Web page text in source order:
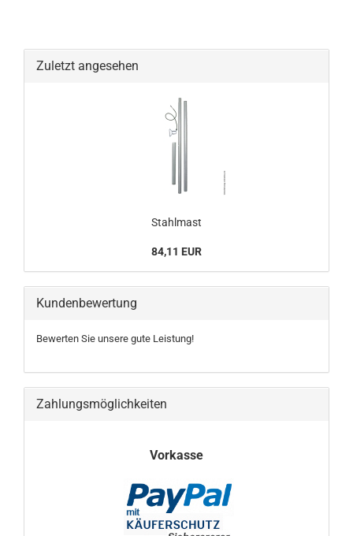
Zuletzt angesehen
Stahlmast
84,11 EUR
Kundenbewertung
Bewerten Sie unsere gute Leistung!
Zahlungsmöglichkeiten
Vorkasse